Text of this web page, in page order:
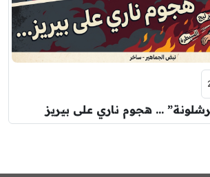
… هجوم ناري على بيريز